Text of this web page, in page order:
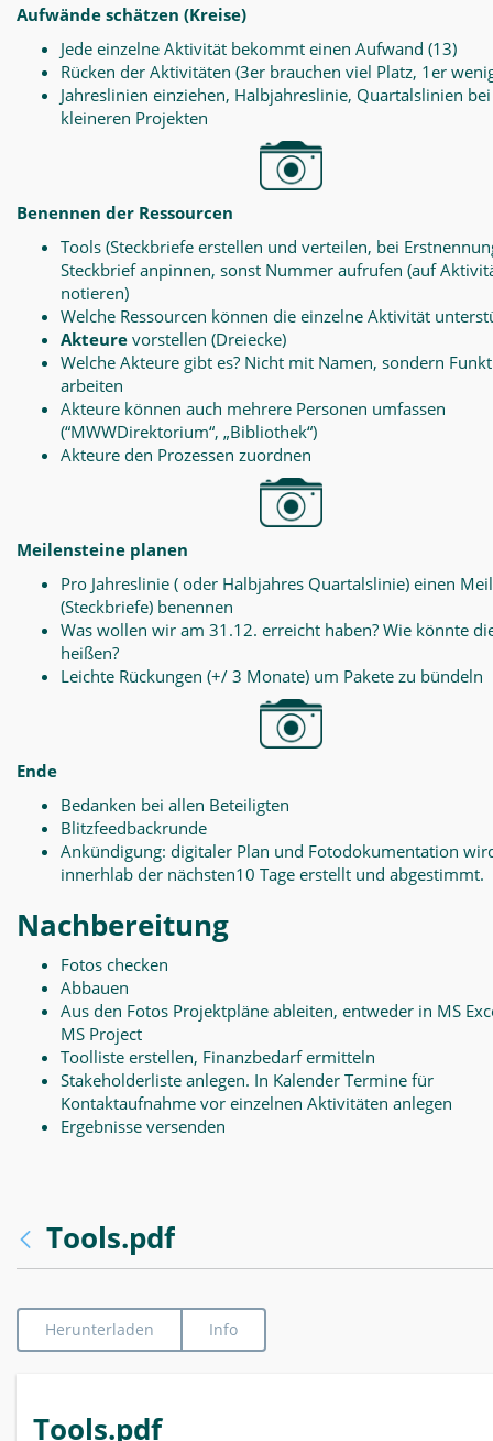
Aufwände schätzen (Kreise)
Jede einzelne Aktivität bekommt einen Aufwand (13)
Rücken der Aktivitäten (3er brauchen viel Platz, 1er
Jahreslinien einziehen, Halbjahreslinie, Quartalslinien bei
kleineren Projekten
Benennen der Ressourcen
Tools (Steckbriefe erstellen und verteilen, bei
Steckbrief anpinnen, sonst Nummer aufrufen (auf
notieren)
Welche Ressourcen können die einzelne Aktivität
Akteure vorstellen (Dreiecke)
Welche Akteure gibt es? Nicht mit Namen, sondern
arbeiten
Akteure können auch mehrere Personen umfassen
(“MWWDirektorium“, „Bibliothek“)
Akteure den Prozessen zuordnen
Meilensteine planen
Pro Jahreslinie ( oder Halbjahres Quartalslinie) einen
(Steckbriefe) benennen
Was wollen wir am 31.12. erreicht haben? Wie könnte
heißen?
Leichte Rückungen (+/ 3 Monate) um Pakete zu bündeln
Ende
Bedanken bei allen Beteiligten
Blitzfeedbackrunde
Ankündigung: digitaler Plan und Fotodokumentation
innerhlab der nächsten10 Tage erstellt und abgestimmt.
Nachbereitung
Fotos checken
Abbauen
Aus den Fotos Projektpläne ableiten, entweder in MS
MS Project
Toolliste erstellen, Finanzbedarf ermitteln
Stakeholderliste anlegen. In Kalender Termine für
Kontaktaufnahme vor einzelnen Aktivitäten anlegen
Ergebnisse versenden
Tools.pdf
Herunterladen Info
Tools.pdf